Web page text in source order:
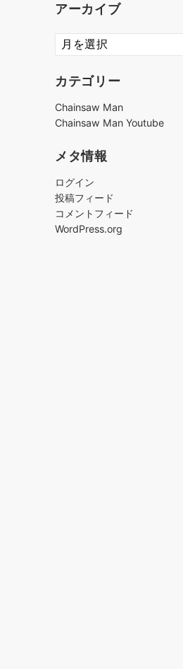
アーカイブ
ア
ー
イ
カテゴリー
Chainsaw Man
Chainsaw Man Youtube
メタ情報
ログイン
投稿フィード
コメントフィード
WordPress.org